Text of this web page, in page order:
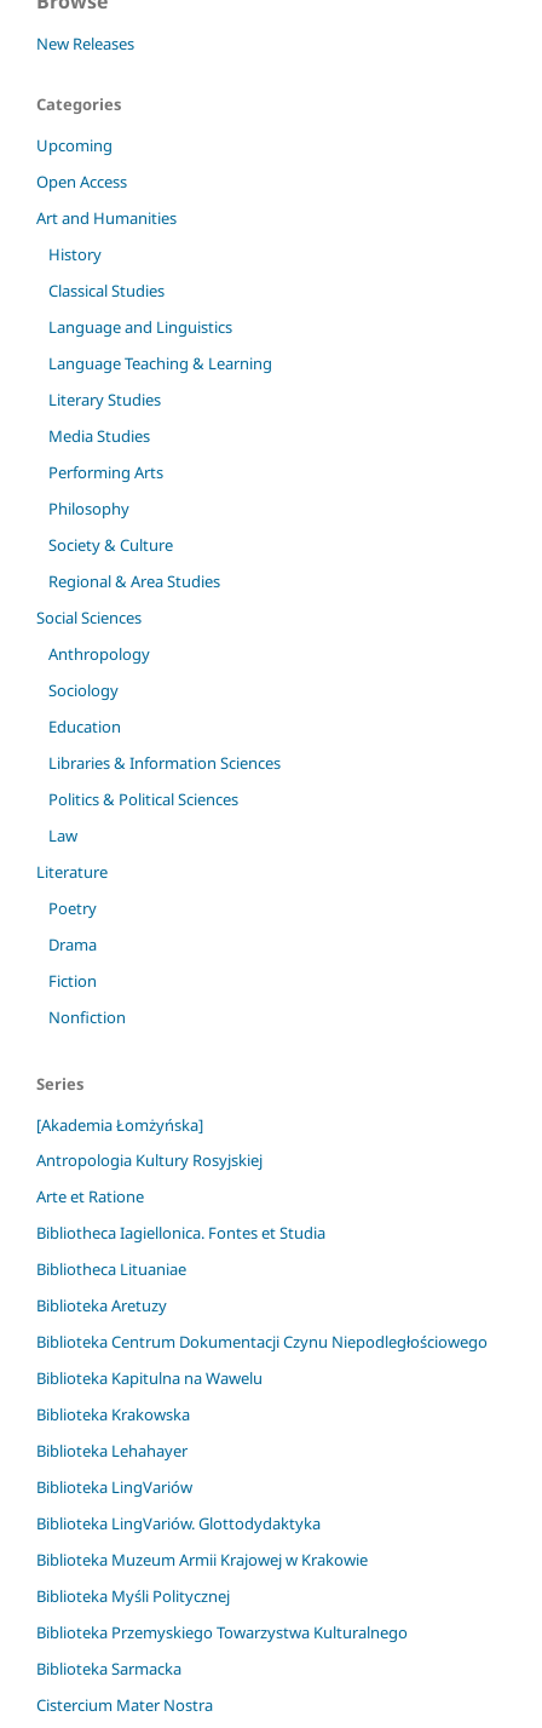
New Releases
Categories
Upcoming
Open Access
Art and Humanities
History
Classical Studies
Language and Linguistics
Language Teaching & Learning
Literary Studies
Media Studies
Performing Arts
Philosophy
Society & Culture
Regional & Area Studies
Social Sciences
Anthropology
Sociology
Education
Libraries & Information Sciences
Politics & Political Sciences
Law
Literature
Poetry
Drama
Fiction
Nonfiction
Series
[Akademia Łomżyńska]
Antropologia Kultury Rosyjskiej
Arte et Ratione
Bibliotheca Iagiellonica. Fontes et Studia
Bibliotheca Lituaniae
Biblioteka Aretuzy
Biblioteka Centrum Dokumentacji Czynu Niepodległościowego
Biblioteka Kapitulna na Wawelu
Biblioteka Krakowska
Biblioteka Lehahayer
Biblioteka LingVariów
Biblioteka LingVariów. Glottodydaktyka
Biblioteka Muzeum Armii Krajowej w Krakowie
Biblioteka Myśli Politycznej
Biblioteka Przemyskiego Towarzystwa Kulturalnego
Biblioteka Sarmacka
Cistercium Mater Nostra